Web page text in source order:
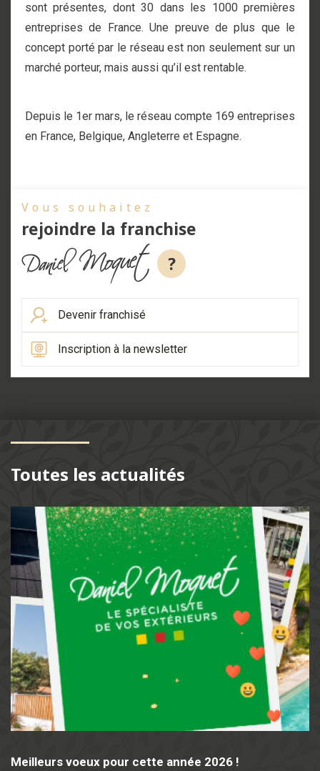
sont présentes, dont 30 dans les 1000 premières
entreprises de France. Une preuve de plus que le
concept porté par le réseau est non seulement sur un
marché porteur, mais aussi qu’il est rentable.
Depuis le 1er mars, le réseau compte 169 entreprises
en France, Belgique, Angleterre et Espagne.
Vous souhaitez
rejoindre la franchise
?
Devenir franchisé
Inscription à la newsletter
Toutes les actualités
Meilleurs voeux pour cette année 2026 !